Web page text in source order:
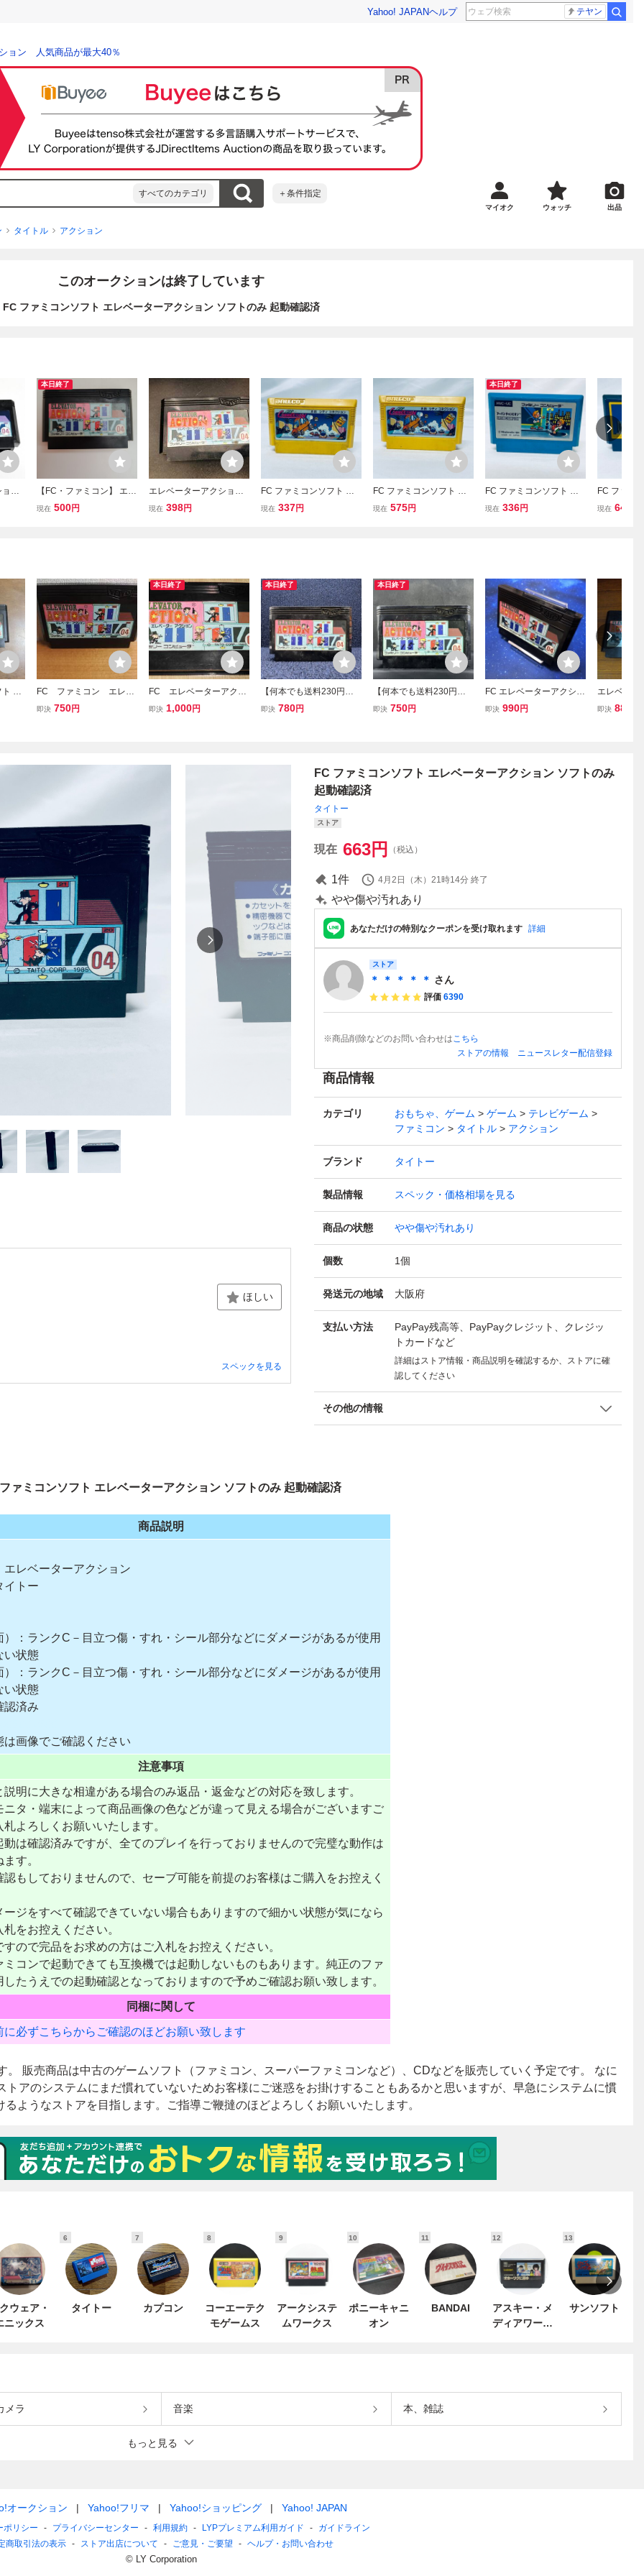
Yahoo! JAPANヘルプ テヤン
ョン 人気商品が最大40％
すべてのカテゴリ ＋条件指定
マイオク ウォッチ 出品
タイトル アクション
このオークションは終了しています
FC ファミコンソフト エレベーターアクション ソフトのみ 起動確認済
ン
本日終了
【FC・ファミコン】 エレ
ベーターアクション EL
現在 500円
エレベーターアクショ
ン 商品説明必読！！
現在 398円
FC ファミコンソフト シ
ティ コネクション ソフ
現在 337円
FC ファミコンソフト シ
ティ コネクション ソフ
現在 575円
本日終了
FC ファミコンソフト ア
ーバンチャンピオン ソフ
現在 336円
FC ファミ
パイvsスパ
現在 647
エ
FC ファミコン エレベ
ーターアクション dn
即決 750円
本日終了
FC エレベーターアクシ
ョン ファミコンソフ
即決 1,000円
本日終了
【何本でも送料230円！
出品多数】エレベーター
即決 780円
本日終了
【何本でも送料230円！
出品多数】エレベーター
即決 750円
FC エレベーターアクショ
ン ELEVATOR ACTION
即決 990円
エレベータ
ファミコン
即決 880
ほしい
スペックを見る
FC ファミコンソフト エレベーターアクション ソフトのみ
起動確認済
タイトー
ストア
現在 663円 （税込）
1件 4月2日（木）21時14分 終了
やや傷や汚れあり
あなただけの特別なクーポンを受け取れます 詳細
ストア
＊ ＊ ＊ ＊ ＊ さん
評価 6390
※商品削除などのお問い合わせはこちら
ストアの情報
ニュースレター配信登録
商品情報
カテゴリ おもちゃ、ゲーム ゲーム
テレビゲーム
ファミコン
タイトル アクション
ブランド タイトー
製品情報 スペック・価格相場を見る
商品の状態 やや傷や汚れあり
個数 1個
発送元の地域 大阪府
支払い方法
PayPay残高等、PayPayクレジット、クレジッ
トカードなど
詳細はストア情報・商品説明を確認するか、ストアに確
認してください
その他の情報
ウェア・
ニックス
6
タイトー
7
カプコン
8
コーエーテク
モゲームス
9
アークシステ
ムワークス
10
ポニーキャニ
オン
11
BANDAI
12
アスキー・メ
ディアワーク
13
サンソフト
メラ 音楽 本、雑誌
もっと見る
オークション Yahoo!フリマ Yahoo!ショッピング Yahoo! JAPAN
ポリシー プライバシーセンター 利用規約 LYPプレミアム利用ガイド
ガイドライン
商取引法の表示
ストア出店について ご意見・ご要望 ヘルプ・お問い合わせ
© LY Corporation